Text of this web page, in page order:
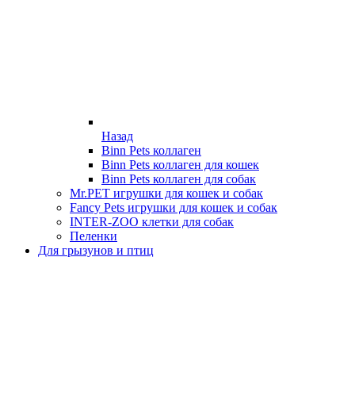
Назад
Binn Pets коллаген
Binn Pets коллаген для кошек
Binn Pets коллаген для собак
Mr.PET игрушки для кошек и собак
Fancy Pets игрушки для кошек и собак
INTER-ZOO клетки для собак
Пеленки
Для грызунов и птиц